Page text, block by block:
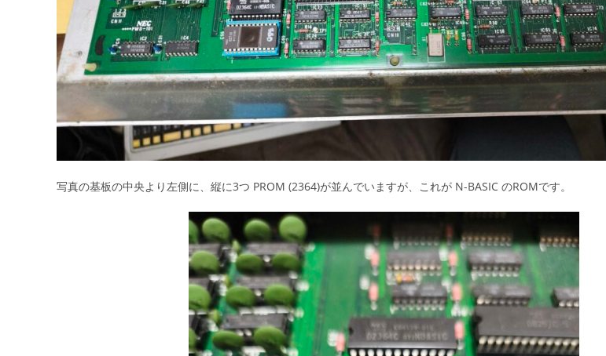
写真の基板の中央より左側に、縦に3つ PROM (2364)が並んでいますが、これが N-BASIC のROMです。